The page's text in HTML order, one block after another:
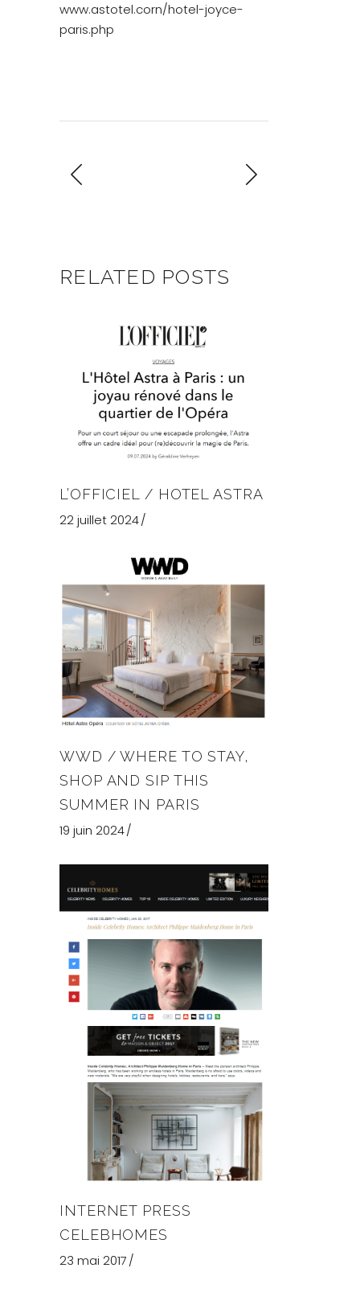
www.astotel.corn/hotel-joyce-
paris.php
RELATED POSTS
L’OFFICIEL / HOTEL ASTRA
22 juillet 2024
WWD / WHERE TO STAY,
SHOP AND SIP THIS
SUMMER IN PARIS
19 juin 2024
INTERNET PRESS
CELEBHOMES
23 mai 2017